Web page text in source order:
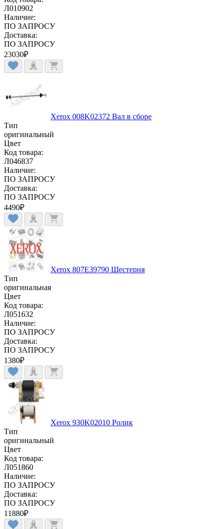
Л010902
Наличие:
ПО ЗАПРОСУ
Доставка:
ПО ЗАПРОСУ
23030₽
Xerox 008K02372 Вал в сборе
Тип
оригинальный
Цвет
Код товара:
Л046837
Наличие:
ПО ЗАПРОСУ
Доставка:
ПО ЗАПРОСУ
4490₽
Xerox 807E39790 Шестерня
Тип
оригинальная
Цвет
Код товара:
Л051632
Наличие:
ПО ЗАПРОСУ
Доставка:
ПО ЗАПРОСУ
1380₽
Xerox 930K02010 Ролик
Тип
оригинальный
Цвет
Код товара:
Л051860
Наличие:
ПО ЗАПРОСУ
Доставка:
ПО ЗАПРОСУ
11880₽